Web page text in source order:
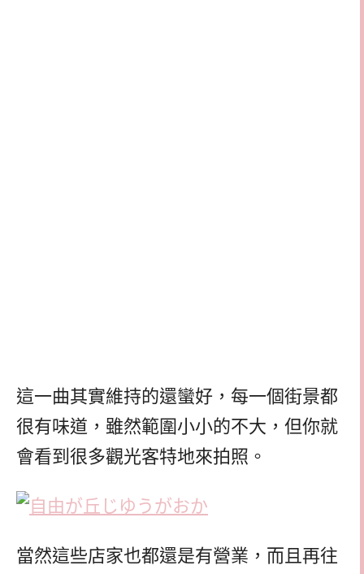
這一曲其實維持的還蠻好，每一個街景都
很有味道，雖然範圍小小的不大，但你就
會看到很多觀光客特地來拍照。
當然這些店家也都還是有營業，而且再往